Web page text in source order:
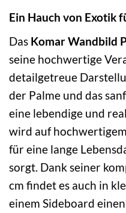
Ein Hauch von Exotik
Das Komar Wandbild
seine hochwertige
detailgetreue
der Palme und das
eine lebendige und
wird auf
für eine lange
sorgt. Dank seiner
cm findet es auch in
einem Sideboard